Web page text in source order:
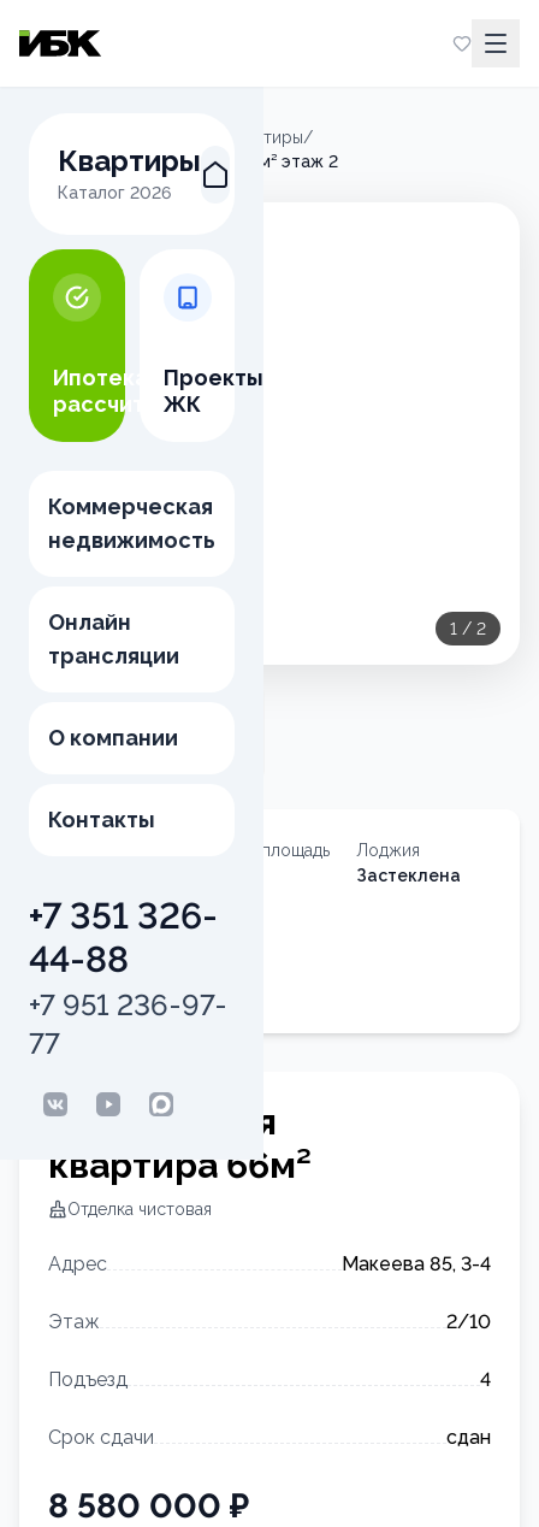
Квартиры
Каталог 2026
Ипотека
рассчитать
Проекты
ЖК
Коммерческая
недвижимость
Онлайн
трансляции
О компании
Контакты
+7 351 326-
44-88
+7 951 236-97-
77
Квартиры/
2-комнатная квартира 66,00м² этаж 2
1 / 2
Квартира
Общая площадь
Лоджия
Застеклена
квартиры
100
2-комнатная
квартира 66м²
Отделка чистовая
Адрес Макеева 85, 3-4
Этаж 2/10
Подъезд 4
Срок сдачи сдан
8 580 000 ₽